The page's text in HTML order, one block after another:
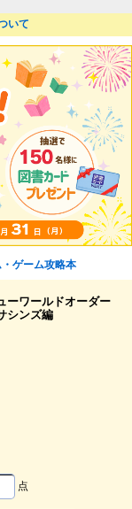
いて
ゲーム攻略本
ワールドオーダー
シンズ編
点